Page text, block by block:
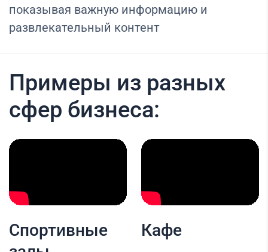
показывая важную информацию и
развлекательный контент
Примеры из разных
сфер бизнеса:
Спортивные
Кафе